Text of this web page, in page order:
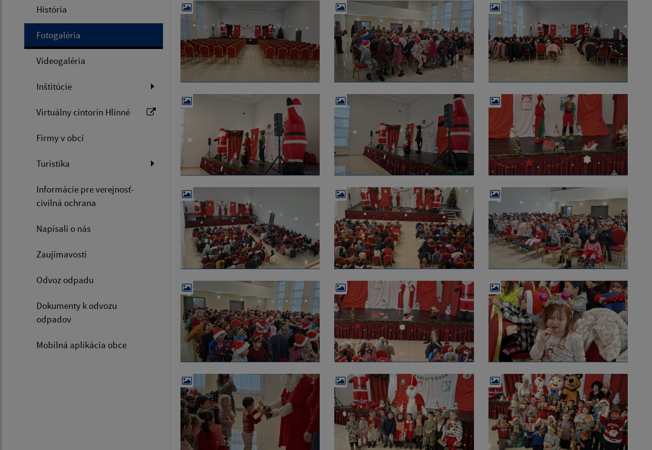
História
Fotogaléria
Videogaléria
Inštitúcie
Virtuálny cintorín Hlinné
Firmy v obci
Turistika
Informácie pre verejnosť-
civilná ochrana
Napísali o nás
Zaujímavosti
Odvoz odpadu
Dokumenty k odvozu
odpadov
Mobilná aplikácia obce